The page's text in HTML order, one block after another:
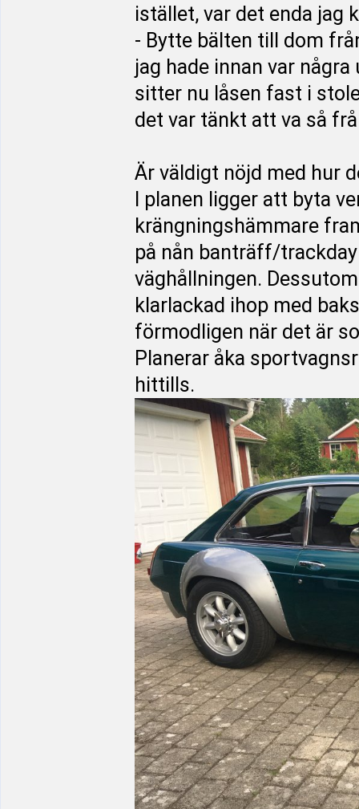
istället, var det enda jag
- Bytte bälten till dom
jag hade innan var
sitter nu låsen fast i
det var tänkt att va så
Är väldigt nöjd med hur
I planen ligger att byta
krängningshämmare
på nån banträff/
väghållningen.
klarlackad ihop med
förmodligen när det är
Planerar åka
hittills.